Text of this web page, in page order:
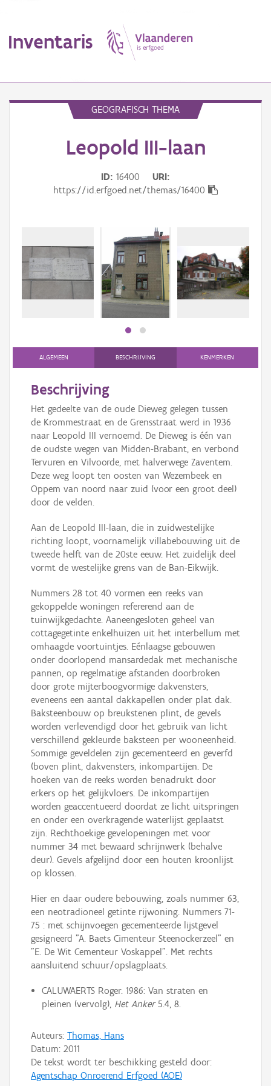
Inventaris
Persoon of collectief
Aanmelden
GEOGRAFISCH THEMA
Leopold III-laan
ID 16400
URI
https://id.erfgoed.net/themas/16400
ALGEMEEN BESCHRIJVING KENMERKEN
Beschrijving
Het gedeelte van de oude Dieweg gelegen tussen
de Krommestraat en de Grensstraat werd in 1936
naar Leopold III vernoemd. De Dieweg is één van
de oudste wegen van Midden-Brabant, en verbond
Tervuren en Vilvoorde, met halverwege Zaventem.
Deze weg loopt ten oosten van Wezembeek en
Oppem van noord naar zuid (voor een groot deel)
door de velden.
Aan de Leopold III-laan, die in zuidwestelijke
richting loopt, voornamelijk villabebouwing uit de
tweede helft van de 20ste eeuw. Het zuidelijk deel
vormt de westelijke grens van de Ban-Eikwijk.
Nummers 28 tot 40 vormen een reeks van
gekoppelde woningen refererend aan de
tuinwijkgedachte. Aaneengesloten geheel van
cottagegetinte enkelhuizen uit het interbellum met
omhaagde voortuintjes. Eénlaagse gebouwen
onder doorlopend mansardedak met mechanische
pannen, op regelmatige afstanden doorbroken
door grote mijterboogvormige dakvensters,
eveneens een aantal dakkapellen onder plat dak.
Baksteenbouw op breukstenen plint, de gevels
worden verlevendigd door het gebruik van licht
verschillend gekleurde baksteen per wooneenheid.
Sommige geveldelen zijn gecementeerd en geverfd
(boven plint, dakvensters, inkompartijen. De
hoeken van de reeks worden benadrukt door
erkers op het gelijkvloers. De inkompartijen
worden geaccentueerd doordat ze licht uitspringen
en onder een overkragende waterlijst geplaatst
zijn. Rechthoekige gevelopeningen met voor
nummer 34 met bewaard schrijnwerk (behalve
deur). Gevels afgelijnd door een houten kroonlijst
op klossen.
Hier en daar oudere bebouwing, zoals nummer 63,
een neotradioneel getinte rijwoning. Nummers 71-
75 : met schijnvoegen gecementeerde lijstgevel
gesigneerd "A. Baets Cimenteur Steenockerzeel" en
"E. De Wit Cementeur Voskappel". Met rechts
aansluitend schuur/opslagplaats.
CALUWAERTS Roger. 1986: Van straten en
pleinen (vervolg), Het Anker5.4, 8.
Auteurs: Thomas, Hans
Datum: 2011
De tekst wordt ter beschikking gesteld door:
Agentschap Onroerend Erfgoed (AOE)